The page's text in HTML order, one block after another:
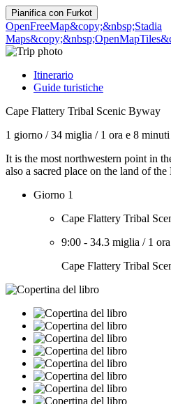
Pianifica con Furkot
OpenFreeMap&copy;&nbsp;Stadia
Maps&copy;&nbsp;OpenMapTiles
Itinerario
Guide turistiche
Cape Flattery Tribal Scenic Byway
1 giorno /34 miglia / 1 ora e 8 minuti
It is the most northwestern point in
also a sacred place on the land of the
Giorno 1
Cape Flattery Tribal
9:00 - 34.3 miglia / 1
Cape Flattery Tribal